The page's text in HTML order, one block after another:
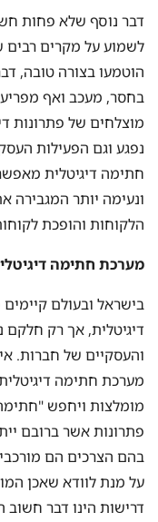
דבר נוסף שלא פחות
לשמוע על מקרים רבים
הוטמעו בצורה טובה,
בחסר, מעכב ואף מפריע
מוצלחים של פתרונות
נפגע וגם הפעילות
חתימה דיגיטלית
ונעימה יותר
הלקוחות והופכת
מערכת חתימה
בישראל ובעולם
דיגיטלית, אך רק חלקם
והעסקיים של חברות.
מערכת חתימה דיגיטלית
מומלצות ויחפש
פתרונות אשר ברובם
בהם הצרכים הם
על מנת לוודא שאכן
דרישות הינו דבר